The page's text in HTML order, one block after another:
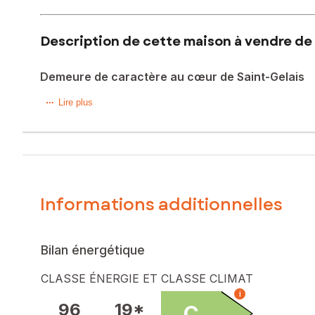
Description de cette maison à vendre de
Demeure de caractère au cœur de Saint-Gelais
Certaines maisons offrent des mètres carrés. Celle-ci offre
Au cœur de Saint-Gelais, cette élégante demeure en
La maison s'organise sur plusieurs demi-niveaux, créant
Le dernier plateau, déjà pré-équipé pour accueillir une
Une maison de caractère, rénovée avec soin, où le
Les informations sur les risques auxquels ce bien est
Lire plus
Informations additionnelles
Bilan énergétique
CLASSE ÉNERGIE ET CLASSE CLIMAT
96 19*
i